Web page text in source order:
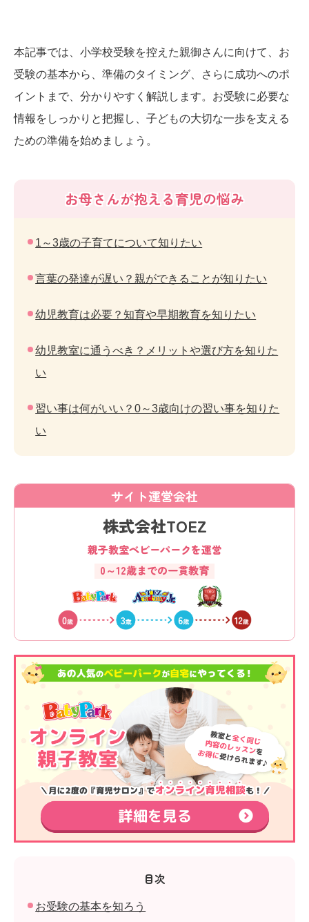
本記事では、小学校受験を控えた親御さんに向けて、お
受験の基本から、準備のタイミング、さらに成功へのポ
イントまで、分かりやすく解説します。お受験に必要な
情報をしっかりと把握し、子どもの大切な一歩を支える
ための準備を始めましょう。
お母さんが抱える育児の悩み
1～3歳の子育てについて知りたい
言葉の発達が遅い？親ができることが知りたい
幼児教育は必要？知育や早期教育を知りたい
幼児教室に通うべき？メリットや選び方を知りた
い
習い事は何がいい？0～3歳向けの習い事を知りた
い
サイト運営会社
株式会社TOEZ
親子教室ベビーパークを運営
0～12歳までの一貫教育
目次
お受験の基本を知ろう